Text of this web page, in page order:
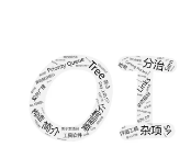
OI Wiki 不是什么
格式手册
学习路线
学习资源
命令行
命令行编译与调试
C++ 进阶
C++ 与其他常用语言的
模拟
递归 & 分治
双向搜索
启发式搜索
背包 DP
区间 DP
字符串匹配
字符串哈希
位操作
二进制集合操作
链表
哈希表
DFS（图论）
BFS（图论）
距离
Pick 定理
离线算法
分数规划
线段树与离线询问